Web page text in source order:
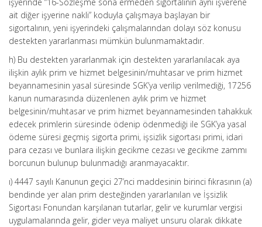
ait diğer işyerine nakli” koduyla çalışmaya başlayan bir
sigortalının, yeni işyerindeki çalışmalarından dolayı söz konusu
destekten yararlanması mümkün bulunmamaktadır.
h) Bu destekten yararlanmak için destekten yararlanılacak aya
ilişkin aylık prim ve hizmet belgesinin/muhtasar ve prim hizmet
beyannamesinin yasal süresinde SGK’ya verilip verilmediği, 17256
kanun numarasında düzenlenen aylık prim ve hizmet
belgesinin/muhtasar ve prim hizmet beyannamesinden tahakkuk
edecek primlerin süresinde ödenip ödenmediği ile SGK’ya yasal
ödeme süresi geçmiş sigorta primi, işsizlik sigortası primi, idari
para cezası ve bunlara ilişkin gecikme cezası ve gecikme zammı
borcunun bulunup bulunmadığı aranmayacaktır.
ı) 4447 sayılı Kanunun geçici 27’nci maddesinin birinci fıkrasının (a)
bendinde yer alan prim desteğinden yararlanılan ve İşsizlik
Sigortası Fonundan karşılanan tutarlar, gelir ve kurumlar vergisi
uygulamalarında gelir, gider veya maliyet unsuru olarak dikkate